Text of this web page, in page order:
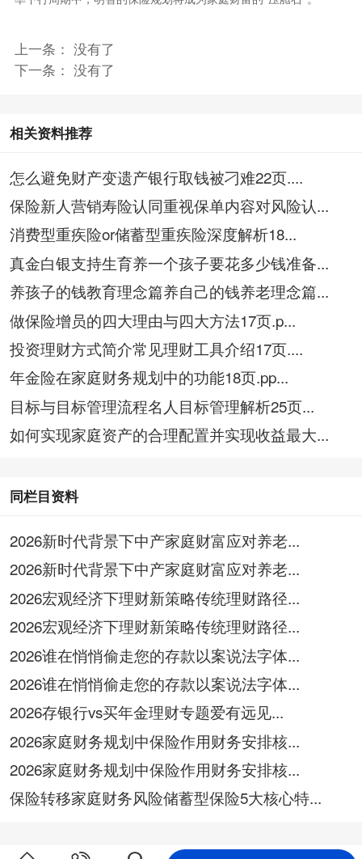
上一条： 没有了
下一条： 没有了
相关资料推荐
怎么避免财产变遗产银行取钱被刁难22页....
保险新人营销寿险认同重视保单内容对风险认...
消费型重疾险or储蓄型重疾险深度解析18...
真金白银支持生育养一个孩子要花多少钱准备...
养孩子的钱教育理念篇养自己的钱养老理念篇...
做保险增员的四大理由与四大方法17页.p...
投资理财方式简介常见理财工具介绍17页....
年金险在家庭财务规划中的功能18页.pp...
目标与目标管理流程名人目标管理解析25页...
如何实现家庭资产的合理配置并实现收益最大...
同栏目资料
2026新时代背景下中产家庭财富应对养老...
2026新时代背景下中产家庭财富应对养老...
2026宏观经济下理财新策略传统理财路径...
2026宏观经济下理财新策略传统理财路径...
2026谁在悄悄偷走您的存款以案说法字体...
2026谁在悄悄偷走您的存款以案说法字体...
2026存银行vs买年金理财专题爱有远见...
2026家庭财务规划中保险作用财务安排核...
2026家庭财务规划中保险作用财务安排核...
保险转移家庭财务风险储蓄型保险5大核心特...